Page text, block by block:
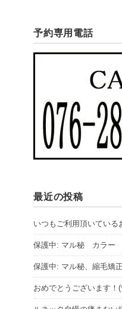
予約専用電話
最近の投稿
いつもご利用頂いている
保護中: マル秘 カラー
保護中: マル秘、縮毛矯
おめでとうございます